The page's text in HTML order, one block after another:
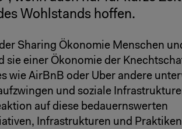
Wohlstands hoffen.
Sharing Ökonomie Menschen
sie einer Ökonomie der
wie AirBnB oder Uber andere
und soziale
auf diese bedauernswerten
Infrastrukturen und Praktiken